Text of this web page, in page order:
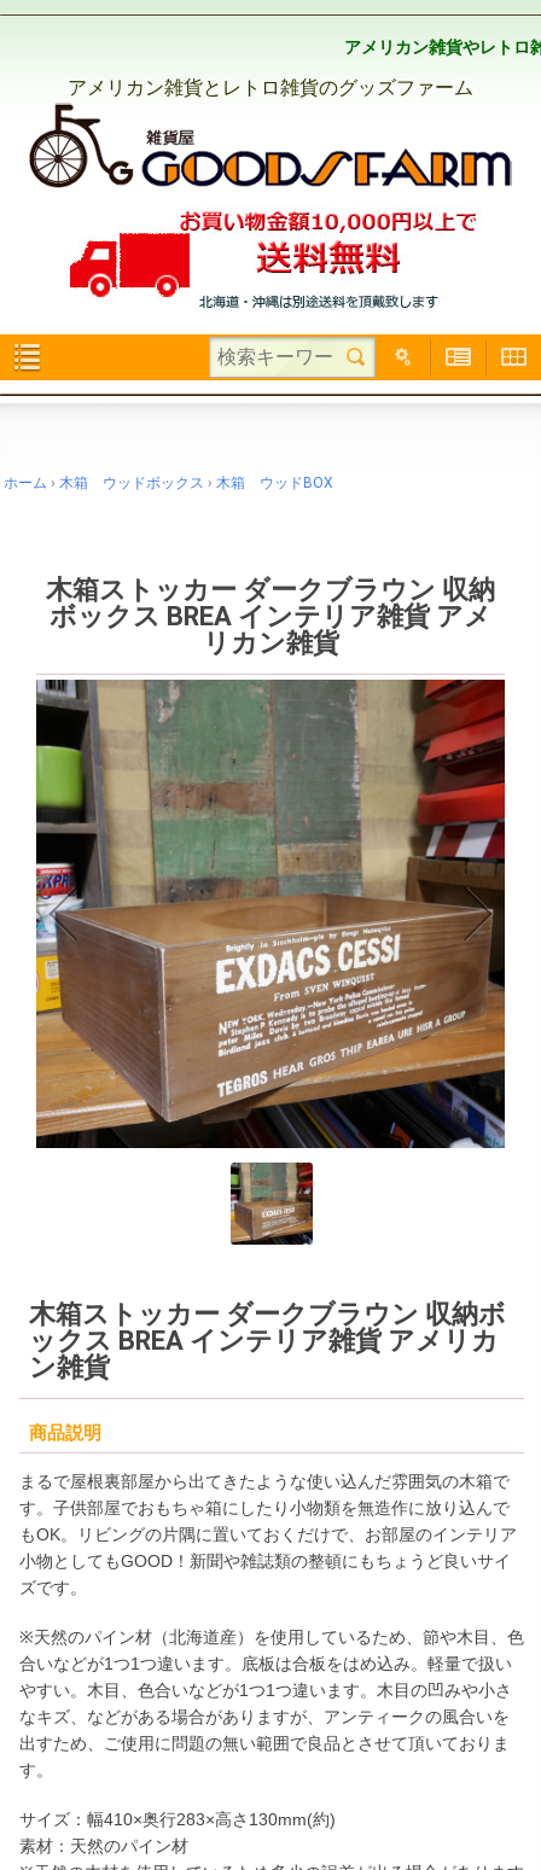
アメリカン雑貨やレトロ
アメリカン雑貨とレトロ雑貨のグッズファーム
ホーム 木箱 ウッドボックス 木箱 ウッドBOX
木箱ストッカー ダークブラウン 収納
ボックス BREA インテリア雑貨 アメ
リカン雑貨
木箱ストッカー ダークブラウン 収納ボ
ックス BREA インテリア雑貨 アメリカ
ン雑貨
商品説明
まるで屋根裏部屋から出てきたような使い込んだ雰囲気の木箱で
す。子供部屋でおもちゃ箱にしたり小物類を無造作に放り込んで
もOK。リビングの片隅に置いておくだけで、お部屋のインテリア
小物としてもGOOD！新聞や雑誌類の整頓にもちょうど良いサイ
ズです。
※天然のパイン材（北海道産）を使用しているため、節や木目、色
合いなどが1つ1つ違います。底板は合板をはめ込み。軽量で扱い
やすい。木目、色合いなどが1つ1つ違います。木目の凹みや小さ
なキズ、などがある場合がありますが、アンティークの風合いを
出すため、ご使用に問題の無い範囲で良品とさせて頂いておりま
す。
サイズ：幅410×奥行283×高さ130mm(約)
素材：天然のパイン材